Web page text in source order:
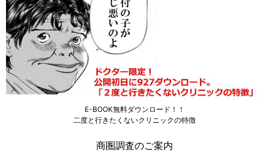
E-BOOK無料ダウンロード！！
二度と行きたくないクリニックの特徴
商圏調査のご案内